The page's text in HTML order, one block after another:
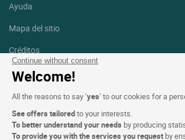
Continue without consent
Welcome!
All the reasons to say ‘yes’ to our cookies for a
See offers tailoredto your interests.
To better understand your needs by producing
To provide you with the services you request by
Ayuda
Mapa del sitio
Créditos
fotografías
Facebook
Linkedin